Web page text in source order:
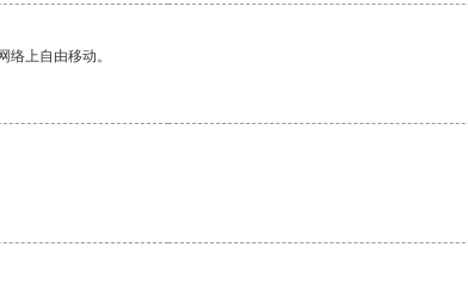
上自由移动。